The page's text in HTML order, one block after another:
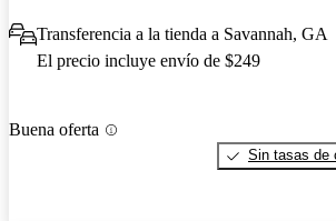
Transferencia a la tienda a Savannah, GA
El precio incluye envío de $249
Buena oferta
Sin tasas de